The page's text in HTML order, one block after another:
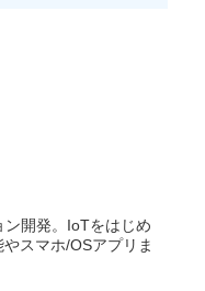
開発。IoTをはじめ
スマホ/OSアプリま